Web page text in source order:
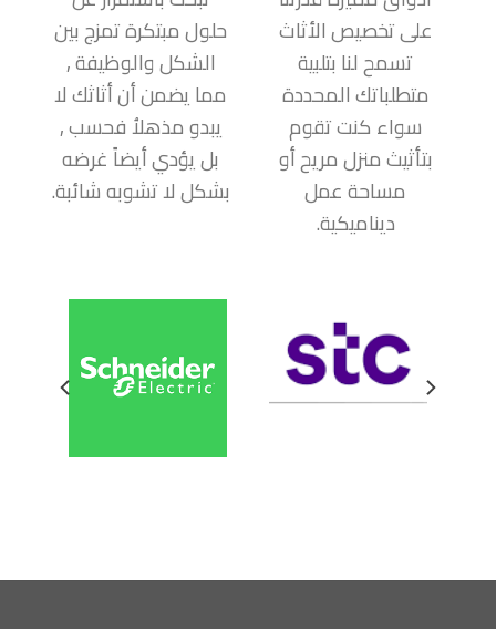
على تخصيص الأثاث
تسمح لنا بتلبية
متطلباتك المحددة
سواء كنت تقوم
بتأثيث منزل مريح أو
مساحة عمل
ديناميكية.
حلول مبتكرة تمزج بين
الشكل والوظيفة ,
مما يضمن أن أثاثك لا
يبدو مذهلاُ فحسب ,
بل يؤدي أيضاً غرضه
بشكل لا تشوبه شائبة.